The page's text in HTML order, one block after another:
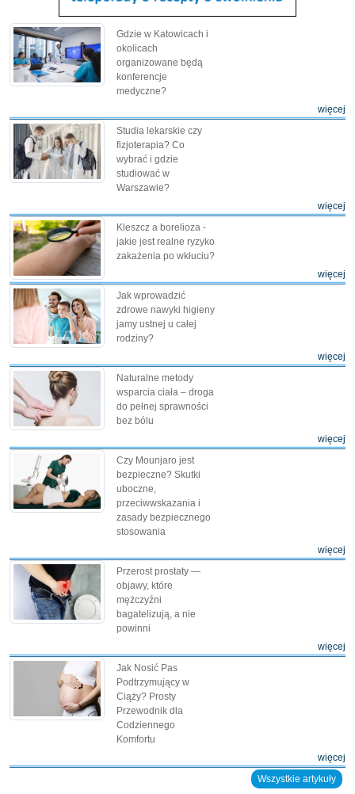
Gdzie w Katowicach i
okolicach
organizowane będą
konferencje
medyczne?
więcej
Studia lekarskie czy
fizjoterapia? Co
wybrać i gdzie
studiować w
Warszawie?
więcej
Kleszcz a borelioza -
jakie jest realne ryzyko
zakażenia po wkłuciu?
więcej
Jak wprowadzić
zdrowe nawyki higieny
jamy ustnej u całej
rodziny?
więcej
Naturalne metody
wsparcia ciała – droga
do pełnej sprawności
bez bólu
więcej
Czy Mounjaro jest
bezpieczne? Skutki
uboczne,
przeciwwskazania i
zasady bezpiecznego
stosowania
więcej
Przerost prostaty —
objawy, które
mężczyźni
bagatelizują, a nie
powinni
więcej
Jak Nosić Pas
Podtrzymujący w
Ciąży? Prosty
Przewodnik dla
Codziennego
Komfortu
więcej
Wszystkie artykuły